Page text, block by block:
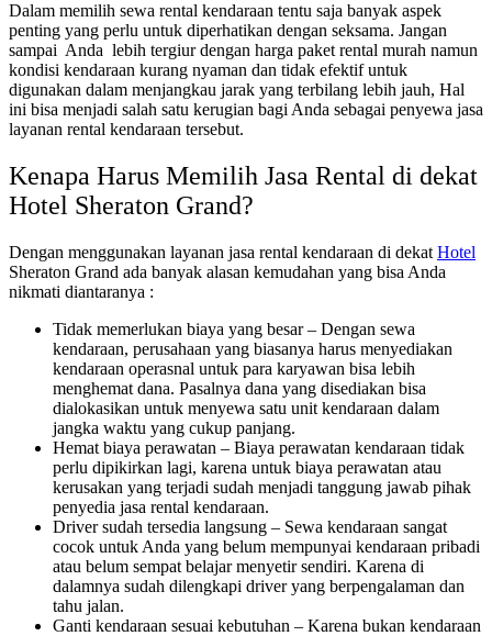
Dalam memilih sewa rental kendaraan tentu saja banyak aspek
penting yang perlu untuk diperhatikan dengan seksama. Jangan
sampai Anda lebih tergiur dengan harga paket rental murah namun
kondisi kendaraan kurang nyaman dan tidak efektif untuk
digunakan dalam menjangkau jarak yang terbilang lebih jauh, Hal
ini bisa menjadi salah satu kerugian bagi Anda sebagai penyewa jasa
layanan rental kendaraan tersebut.
Kenapa Harus Memilih Jasa Rental di dekat
Hotel Sheraton Grand?
Dengan menggunakan layanan jasa rental kendaraan di dekat Hotel
Sheraton Grand ada banyak alasan kemudahan yang bisa Anda
nikmati diantaranya :
Tidak memerlukan biaya yang besar – Dengan sewa
kendaraan, perusahaan yang biasanya harus menyediakan
kendaraan operasnal untuk para karyawan bisa lebih
menghemat dana. Pasalnya dana yang disediakan bisa
dialokasikan untuk menyewa satu unit kendaraan dalam
jangka waktu yang cukup panjang.
Hemat biaya perawatan – Biaya perawatan kendaraan tidak
perlu dipikirkan lagi, karena untuk biaya perawatan atau
kerusakan yang terjadi sudah menjadi tanggung jawab pihak
penyedia jasa rental kendaraan.
Driver sudah tersedia langsung – Sewa kendaraan sangat
cocok untuk Anda yang belum mempunyai kendaraan pribadi
atau belum sempat belajar menyetir sendiri. Karena di
dalamnya sudah dilengkapi driver yang berpengalaman dan
tahu jalan.
Ganti kendaraan sesuai kebutuhan – Karena bukan kendaraan